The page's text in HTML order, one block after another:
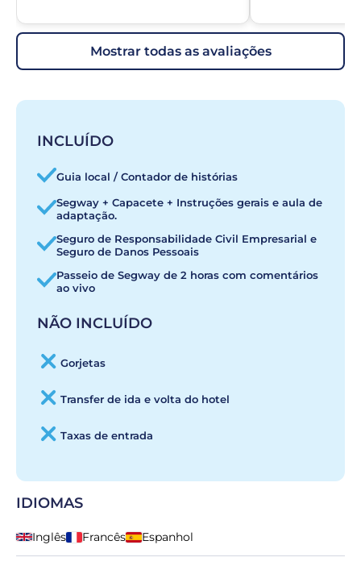
mostrar todas as avaliações
INCLUÍDO
Guia local / Contador de histórias
Segway + Capacete + Instruções gerais e aula de
adaptação.
Seguro de Responsabilidade Civil Empresarial e
Seguro de Danos Pessoais
Passeio de Segway de 2 horas com comentários
ao vivo
NÃO INCLUÍDO
Gorjetas
Transfer de ida e volta do hotel
Taxas de entrada
IDIOMAS
Inglês Francês Espanhol